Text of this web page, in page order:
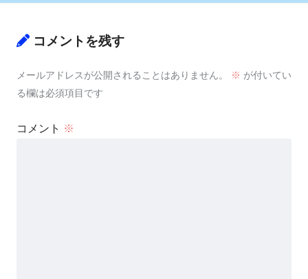
コメントを残す
メールアドレスが公開されることはありません。 ※ が付いてい
る欄は必須項目です
コメント ※